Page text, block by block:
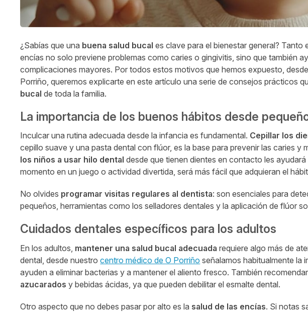
¿Sabías que una buena salud bucal es clave para el bienestar general?
encías no solo previene problemas como caries o gingivitis, sino que también
complicaciones mayores. Por todos estos motivos que hemos expuesto, desde
Porriño, queremos explicarte en este artículo una serie de consejos prácticos
bucal de toda la familia.
La importancia de los buenos hábitos desde
Inculcar una rutina adecuada desde la infancia es fundamental. Cepillar los
cepillo suave y una pasta dental con flúor, es la base para prevenir las caries y
los niños a usar hilo dental desde que tienen dientes en contacto les
momento en un juego o actividad divertida, será más fácil que adquieran el
No olvides programar visitas regulares al dentista: son esenciales para
pequeños, herramientas como los selladores dentales y la aplicación de flúor
Cuidados dentales específicos para los adultos
En los adultos, mantener una salud bucal adecuada requiere algo más de
dental, desde nuestrocentro médico de O Porriño señalamos habitualmente la
ayuden a eliminar bacterias y a mantener el aliento fresco. También
azucarados y bebidas ácidas, ya que pueden debilitar el esmalte dental.
Otro aspecto que no debes pasar por alto es la salud de las encías. Si notas